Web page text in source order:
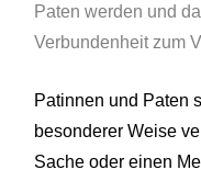
Paten werden und
Verbundenheit zum
Patinnen und Paten
besonderer Weise
Sache oder einen